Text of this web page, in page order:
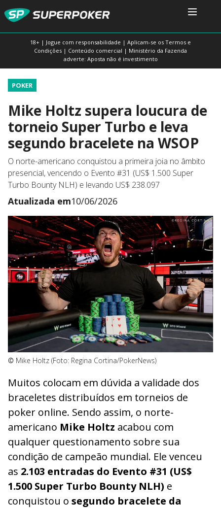
18+ | Jogue com responsabilidade | Aplicam-se os Termos e
Condições | Conteúdo comercial | Ministério da Fazenda
adverte: Aposta não é investimento
POKER
Mike Holtz supera loucura de
torneio Super Turbo e leva
segundo bracelete na WSOP
O norte-americano conquistou a primeira joia no âmbito
presencial, vencendo o Evento #31 (US$ 1.500 Super
Turbo Bounty NLH) e levando US$ 238.097
Atualizada em10/06/2026
© Mike Holtz (Foto: Regina Cortina/PokerNews)
Muitos colocam em dúvida a validade dos
braceletes distribuídos em torneios de
poker online. Sendo assim, o norte-
americano Mike Holtz acabou com
qualquer questionamento sobre sua
condição de campeão mundial. Ele venceu
as 2.103 entradas do Evento #31 (US$
1.500 Super Turbo Bounty NLH) e
conquistou o segundo bracelete da